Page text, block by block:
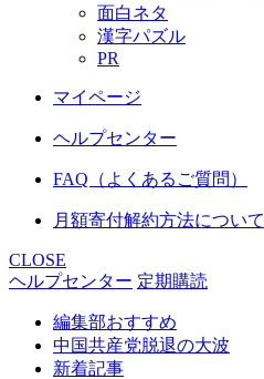
面白ネタ
漢字パズル
PR
マイページ
ヘルプセンター
FAQ（よくあるご質問）
月額寄付解約方法について
CLOSE
ヘルプセンター 定期購読
編集部おすすめ
中国共産党脱退の大波
新着記事